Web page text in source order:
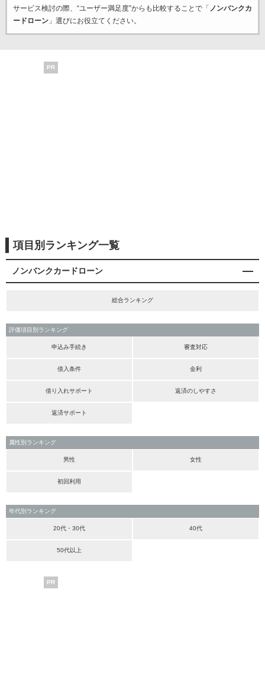
サービス検討の際、“ユーザー満足度”からも比較することで「 ノンバンクカ
ードローン」選びにお役立てください。
PR
項目別ランキング一覧
ノンバンクカードローン
総合ランキング
評価項目別ランキング
申込み手続き 審査対応
借入条件 金利
借り入れサポート 返済のしやすさ
返済サポート
属性別ランキング
男性 女性
初回利用
年代別ランキング
20代・30代 40代
50代以上
PR